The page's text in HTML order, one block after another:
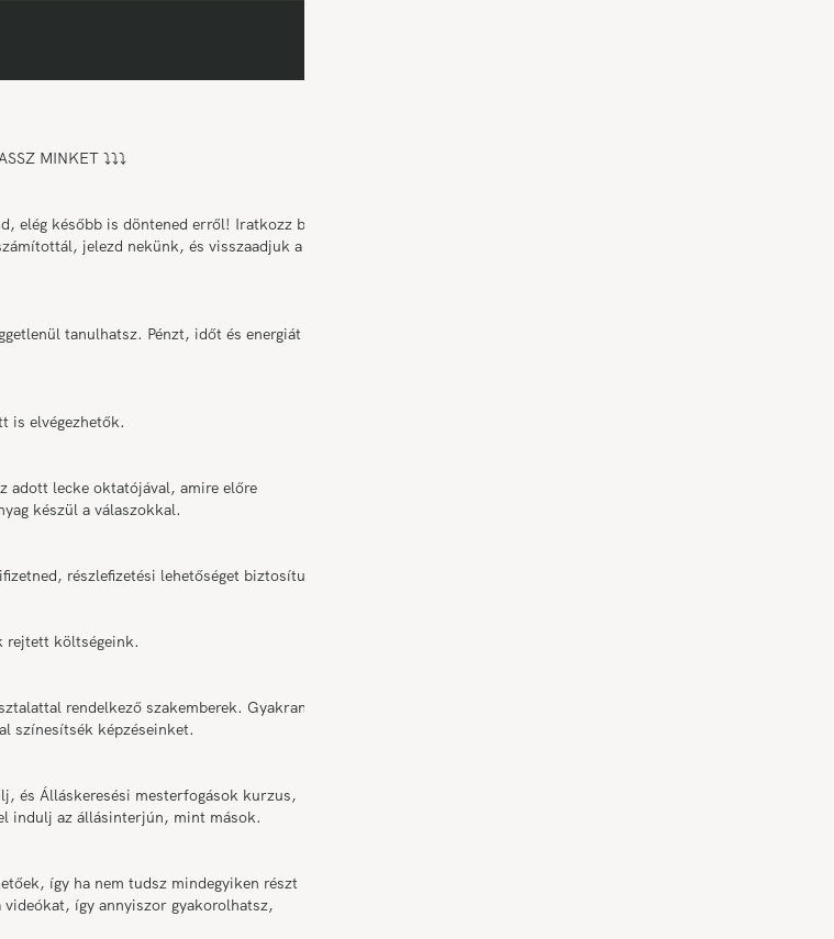
MINKET ⤵️⤵️⤵️
elég később is döntened erről! Iratkozz be a
jelezd nekünk, és visszaadjuk a
tanulhatsz. Pénzt, időt és energiát
is elvégezhetők.
adott lecke oktatójával, amire előre
készül a válaszokkal.
részlefizetési lehetőséget biztosítunk.
rejtett költségeink.
rendelkező szakemberek. Gyakran
színesítsék képzéseinket.
és Álláskeresési mesterfogások kurzus,
indulj az állásinterjún, mint mások.
így ha nem tudsz mindegyiken részt
így annyiszor gyakorolhatsz,